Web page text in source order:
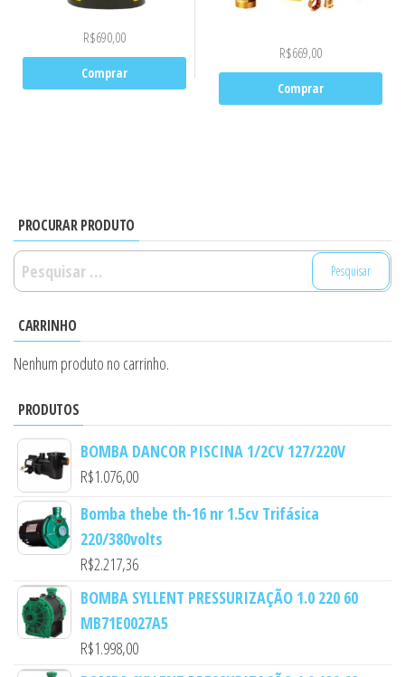
R$690,00
Comprar
R$669,00
Comprar
PROCURAR PRODUTO
Pesquisar
por:
CARRINHO
Nenhum produto no carrinho.
PRODUTOS
BOMBA DANCOR PISCINA 1/2CV 127/220V
R$1.076,00
Bomba thebe th-16 nr 1.5cv Trifásica
220/380volts
R$2.217,36
BOMBA SYLLENT PRESSURIZAÇÃO 1.0 220 60
MB71E0027A5
R$1.998,00